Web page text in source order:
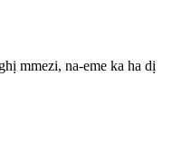
mmezi, na-eme ka ha dị